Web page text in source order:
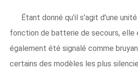
Étant donné qu'il s'agit d'une
fonction de batterie de secours, elle
également été signalé comme
certains des modèles les plus